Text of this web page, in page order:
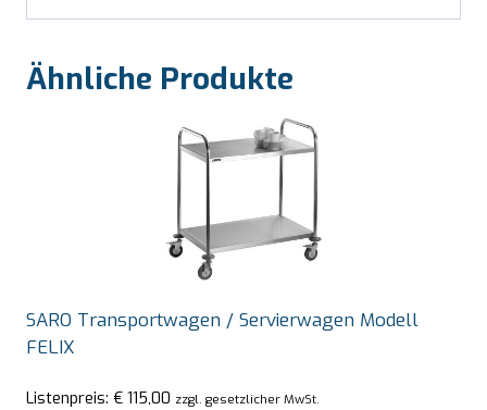
Ähnliche Produkte
SARO Transportwagen / Servierwagen Modell
FELIX
Listenpreis: € 115,00 zzgl. gesetzlicher MwSt.